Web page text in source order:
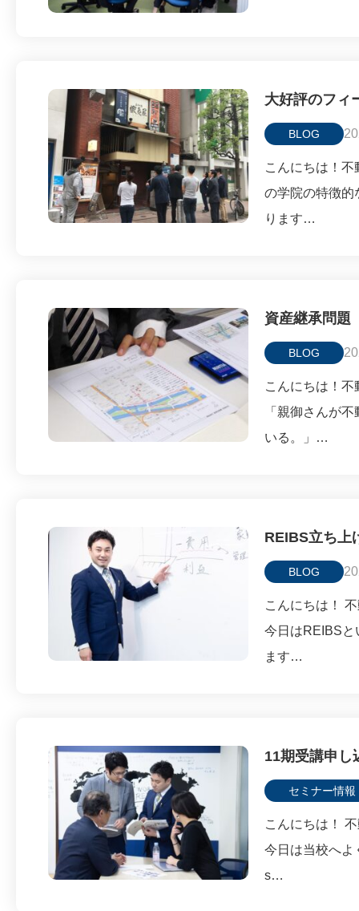
大好評のフィ
BLOG
こんにちは！
の学院の特徴的
ります…
資産継承問題
BLOG
こんにちは！
「親御さんが
いる。」…
REIBS立ち上
BLOG
こんにちは！
今日はREIBSと
ます…
11期受講申し
セミナー情報
こんにちは！
今日は当校へよ
s…